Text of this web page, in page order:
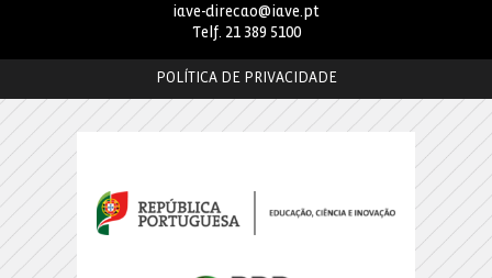
iave-direcao@iave.pt
Telf. 21 389 5100
POLÍTICA DE PRIVACIDADE